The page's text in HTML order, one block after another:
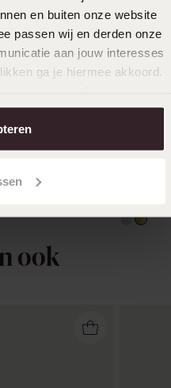
en buiten onze website
passen wij en derden onze
aan jouw interesses
ga je hiermee akkoord.
ook